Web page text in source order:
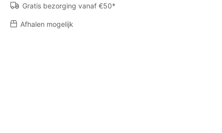
den
aantal
Gratis bezorging vanaf €50*
Afhalen mogelijk